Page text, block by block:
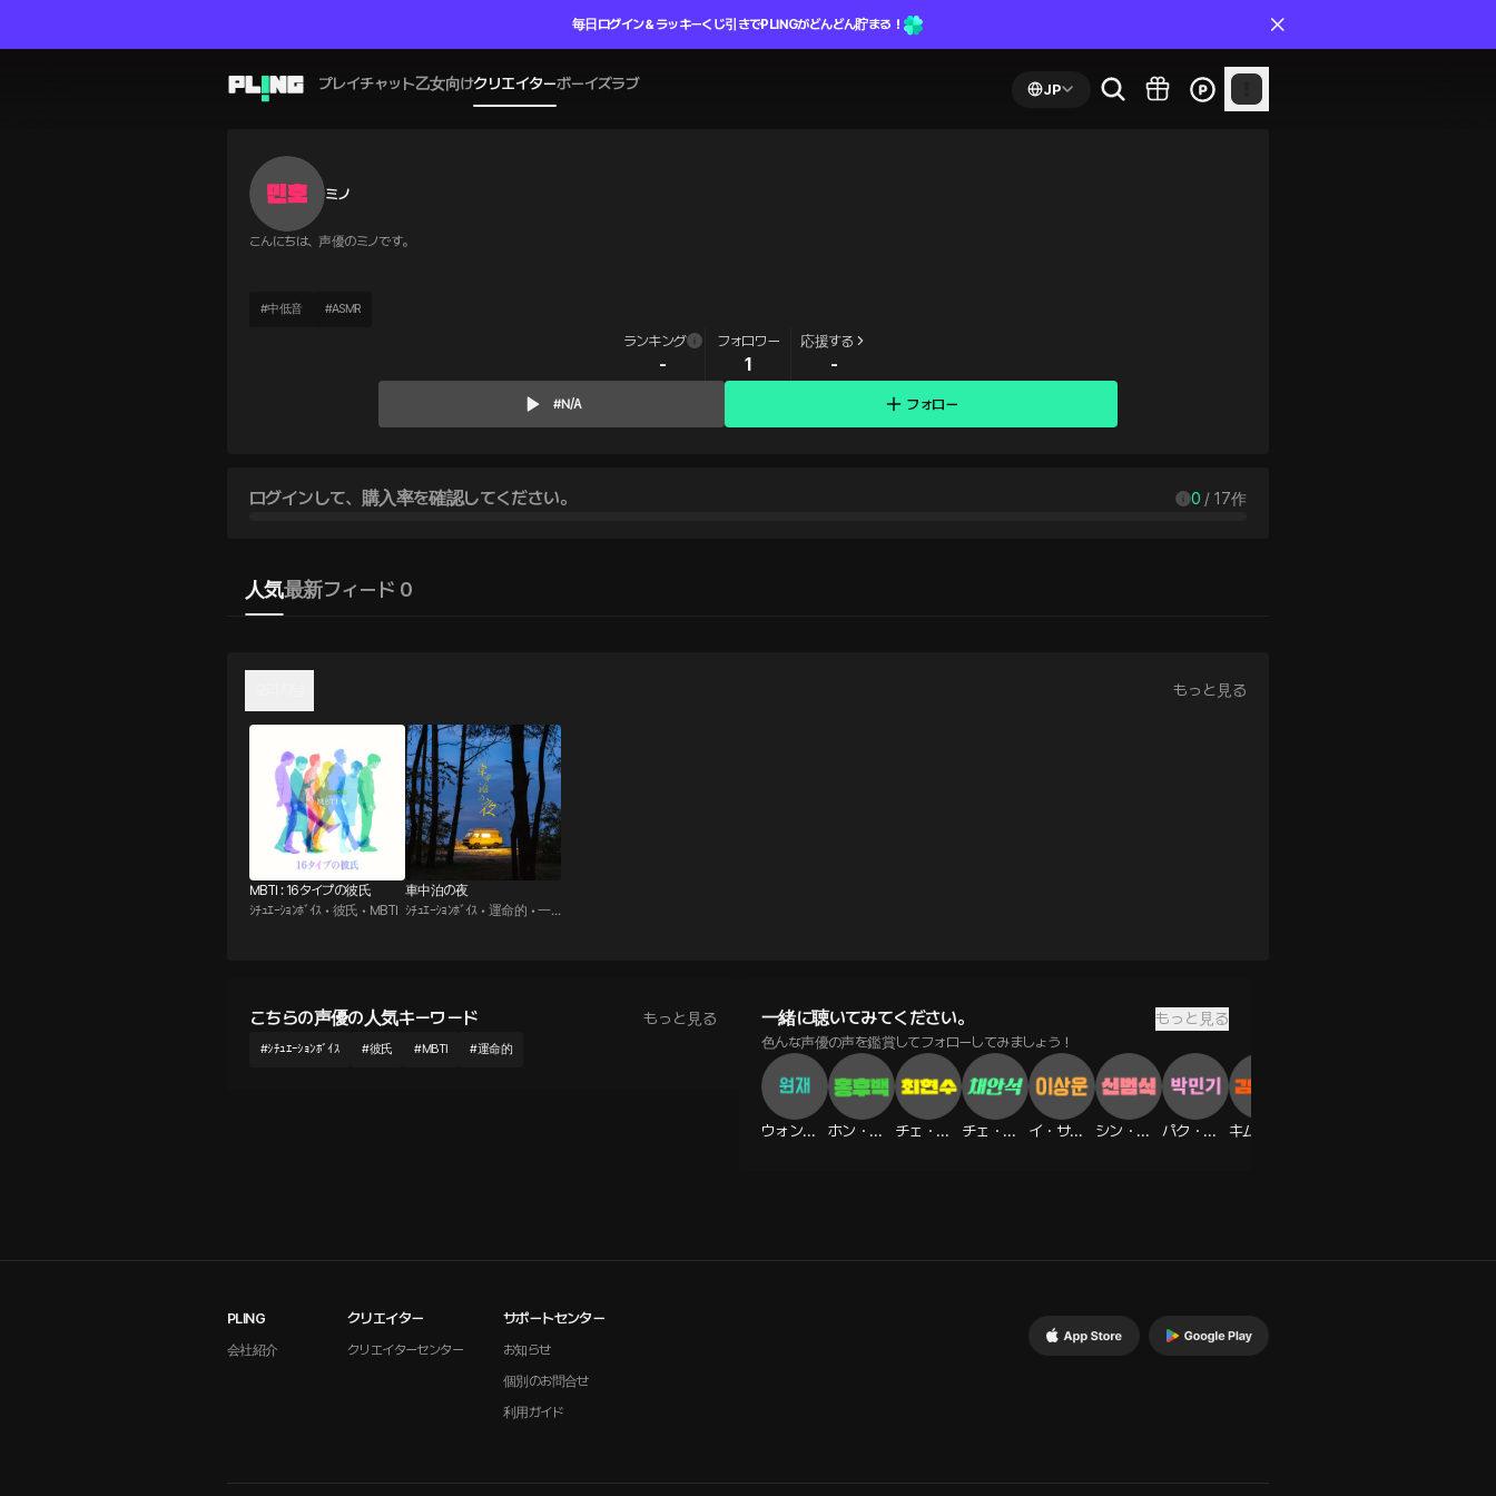
毎日ログイン＆ラッキーくじ引きでPLINGがどんどん貯まる！
プレイチャット乙女向けクリエイターボーイズラブ JP
ミノ
こんにちは、声優のミノです。
#中低音 #ASMR
ランキング
-
フォロワー
1
応援する
-
#N/A フォロー
ログインして、購入率を確認してください。 0 / 17作
人気最新フィード 0
もっと見る
MBTI : 16タイプの彼氏
ｼﾁｭｴｰｼｮﾝﾎﾞｲｽ • 彼氏 • MBTI
車中泊の夜
ｼﾁｭｴｰｼｮﾝﾎﾞｲｽ • 運命的 • 一
こちらの声優の人気キーワード もっと見る
#ｼﾁｭｴｰｼｮﾝﾎﾞｲｽ #彼氏 #MBTI #運命的
一緒に聴いてみてください。 もっと見る
色んな声優の声を鑑賞してフォローしてみましょう！
ウォンジェ ホン・フベク チェ・ヒョンス チェ・アンソク イ・サンウン シン・ボムシク パク・ミンギ
PLING
会社紹介
クリエイター
クリエイターセンター
サポートセンター
お知らせ
個別のお問合せ
利用ガイド